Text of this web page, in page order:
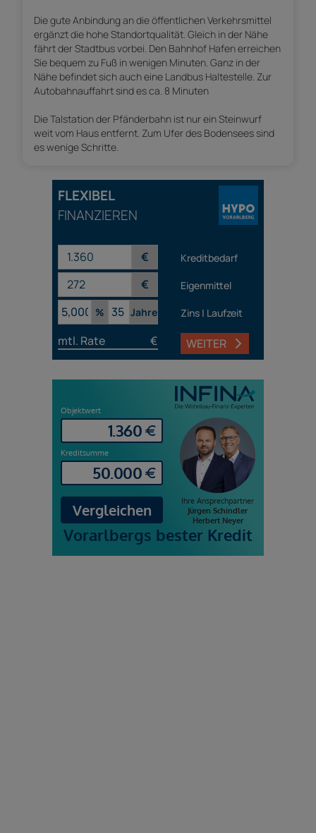
Die gute Anbindung an die öffentlichen Verkehrsmittel
ergänzt die hohe Standortqualität. Gleich in der Nähe
fährt der Stadtbus vorbei. Den Bahnhof Hafen erreichen
Sie bequem zu Fuß in wenigen Minuten. Ganz in der
Nähe befindet sich auch eine Landbus Haltestelle. Zur
Autobahnauffahrt sind es ca. 8 Minuten
Die Talstation der Pfänderbahn ist nur ein Steinwurf
weit vom Haus entfernt. Zum Ufer des Bodensees sind
es wenige Schritte.
FLEXIBEL
FINANZIEREN
€ Kreditbedarf
€
Eigenmittel
%
Jahre Zins | Laufzeit
mtl. Rate € WEITER